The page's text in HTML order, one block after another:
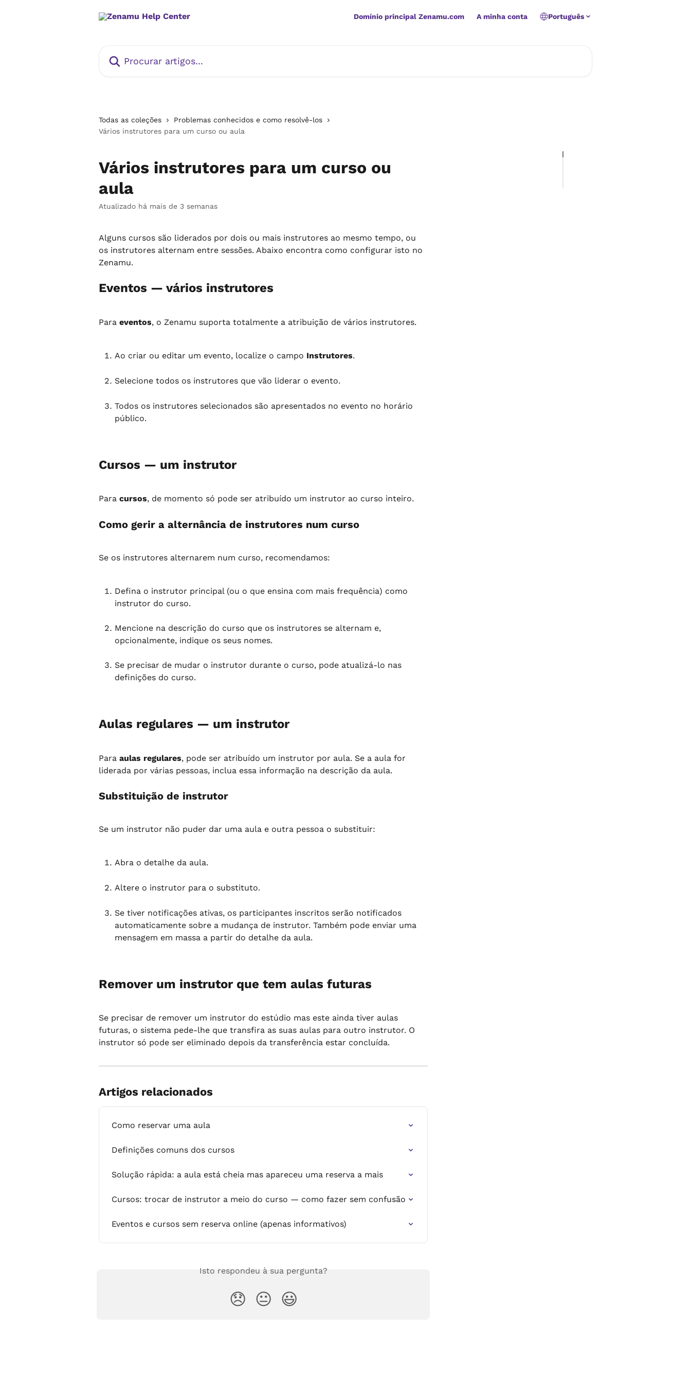
Domínio principal Zenamu.com A minha conta Português
Todas as coleções
Problemas conhecidos e como resolvê-los
Vários instrutores para um curso ou aula
Vários instrutores para um curso ou
aula
Atualizado há mais de 3 semanas
Alguns cursos são liderados por dois ou mais instrutores ao mesmo tempo, ou
os instrutores alternam entre sessões. Abaixo encontra como configurar isto no
Zenamu.
Eventos — vários instrutores
Para eventos, o Zenamu suporta totalmente a atribuição de vários instrutores.
Ao criar ou editar um evento, localize o campo Instrutores.
Selecione todos os instrutores que vão liderar o evento.
Todos os instrutores selecionados são apresentados no evento no horário
público.
Cursos — um instrutor
Para cursos, de momento só pode ser atribuído um instrutor ao curso inteiro.
Como gerir a alternância de instrutores num curso
Se os instrutores alternarem num curso, recomendamos:
Defina o instrutor principal (ou o que ensina com mais frequência) como
instrutor do curso.
Mencione na descrição do curso que os instrutores se alternam e,
opcionalmente, indique os seus nomes.
Se precisar de mudar o instrutor durante o curso, pode atualizá-lo nas
definições do curso.
Aulas regulares — um instrutor
Para aulas regulares, pode ser atribuído um instrutor por aula. Se a aula for
liderada por várias pessoas, inclua essa informação na descrição da aula.
Substituição de instrutor
Se um instrutor não puder dar uma aula e outra pessoa o substituir:
Abra o detalhe da aula.
Altere o instrutor para o substituto.
Se tiver notificações ativas, os participantes inscritos serão notificados
automaticamente sobre a mudança de instrutor. Também pode enviar uma
mensagem em massa a partir do detalhe da aula.
Remover um instrutor que tem aulas futuras
Se precisar de remover um instrutor do estúdio mas este ainda tiver aulas
futuras, o sistema pede-lhe que transfira as suas aulas para outro instrutor. O
instrutor só pode ser eliminado depois da transferência estar concluída.
Artigos relacionados
Como reservar uma aula
Definições comuns dos cursos
Solução rápida: a aula está cheia mas apareceu uma reserva a mais
Cursos: trocar de instrutor a meio do curso — como fazer sem confusão
Eventos e cursos sem reserva online (apenas informativos)
Isto respondeu à sua pergunta?
😞 😐 😃